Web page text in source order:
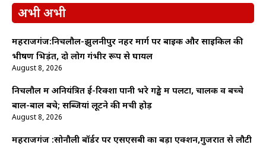
अभी अभी
महराजगंज:निचलौल-झुलनीपुर नहर मार्ग पर बाइक और साइकिल की
भीषण भिड़ंत, दो लोग गंभीर रूप से घायल
August 8, 2026
निचलौल में अनियंत्रित ई-रिक्शा पानी भरे गड्ढे में पलटा, चालक व बच्चे
बाल-बाल बचे; सब्जियां लूटने की मची होड़
August 8, 2026
महराजगंज :सोनौली बॉर्डर पर एसएसबी का बड़ा एक्शन,गुजरात से लौटी